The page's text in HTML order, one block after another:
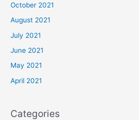
October 2021
August 2021
July 2021
June 2021
May 2021
April 2021
Categories